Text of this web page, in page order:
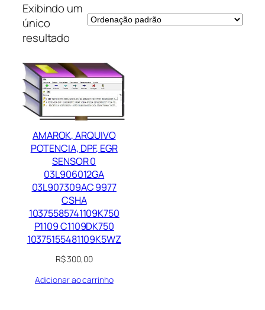
Exibindo um
único
resultado
AMAROK, ARQUIVO
POTENCIA, DPF, EGR
SENSOR 0
03L906012GA
03L907309AC 9977
CSHA
10375585741109K750
P1109 C1109DK750
10375155481109K5WZ
R$300,00
Adicionar ao carrinho